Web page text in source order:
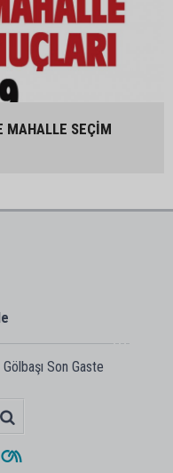
MAHALLE SEÇİM
Gölbaşı Son Gaste